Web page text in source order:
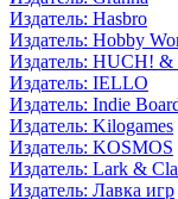
Издатель: Hasbro
Издатель: Hobby
Издатель: HUCH! &
Издатель: IELLO
Издатель: Indie
Издатель: Kilogames
Издатель: KOSMOS
Издатель: Lark &
Издатель: Лавка игр